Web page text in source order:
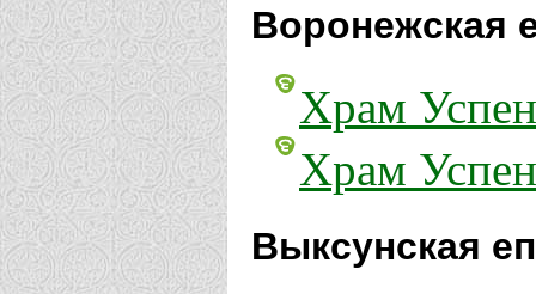
Воронежская
Храм
Храм
Выксунская